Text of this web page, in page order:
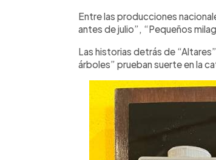
Entre las producciones
antes de julio”, “Pequeños
Las historias detrás de
árboles” prueban suerte en la